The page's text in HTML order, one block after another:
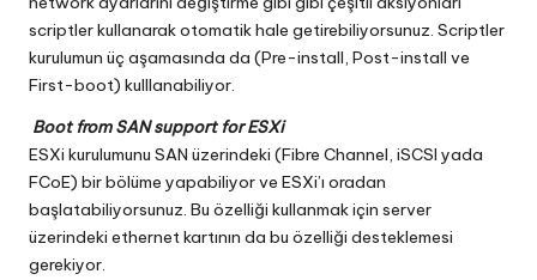
scriptler kullanarak otomatik hale getirebiliyorsunuz. Scriptler
kurulumun üç aşamasında da (Pre-install, Post-install ve
First-boot) kulllanabiliyor.
Boot from SAN support for ESXi
ESXi kurulumunu SAN üzerindeki (Fibre Channel, iSCSI yada
FCoE) bir bölüme yapabiliyor ve ESXi’ı oradan
başlatabiliyorsunuz. Bu özelliği kullanmak için server
üzerindeki ethernet kartının da bu özelliği desteklemesi
gerekiyor.